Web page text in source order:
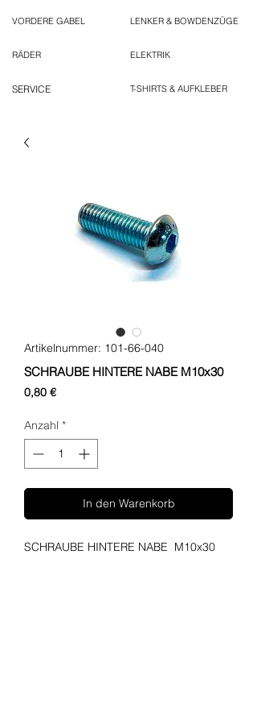
VORDERE GABEL
RÄDER
SERVICE
LENKER & BOWDENZÜGE
ELEKTRIK
T-SHIRTS & AUFKLEBER
Artikelnummer: 101-66-040
SCHRAUBE HINTERE NABE M10x30
0,80 €Preis
Anzahl *
In den Warenkorb
SCHRAUBE HINTERE NABE M10x30